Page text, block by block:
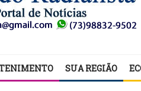
SUA REGIÃO